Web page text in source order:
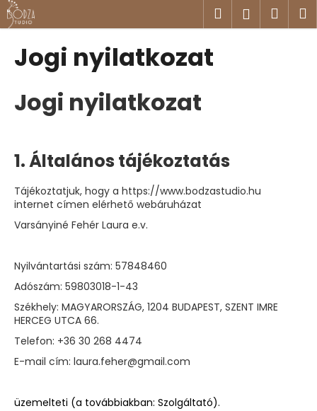
Ugrás
fő
tartalomhoz
Keresés
Jogi nyilatkozat
Jogi nyilatkozat
1. Általános tájékoztatás
Tájékoztatjuk, hogy a https://www.bodzastudio.hu
internet címen elérhető webáruházat
Varsányiné Fehér Laura e.v.
Nyilvántartási szám: 57848460
Adószám: 59803018-1-43
Székhely: MAGYARORSZÁG, 1204 BUDAPEST, SZENT IMRE
HERCEG UTCA 66.
Telefon: +36 30 268 4474
E-mail cím: laura.feher@gmail.com
üzemelteti (a továbbiakban: Szolgáltató).
K
o
t
e
r
e
s
?